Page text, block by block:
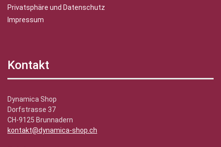
Privatsphäre und Datenschutz
Impressum
Kontakt
Dynamica Shop
Dorfstrasse 37
CH-9125 Brunnadern
kontakt@dynamica-shop.ch